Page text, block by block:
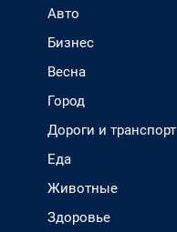
Авто
Бизнес
Весна
Город
Дороги и транспорт
Еда
Животные
Здоровье